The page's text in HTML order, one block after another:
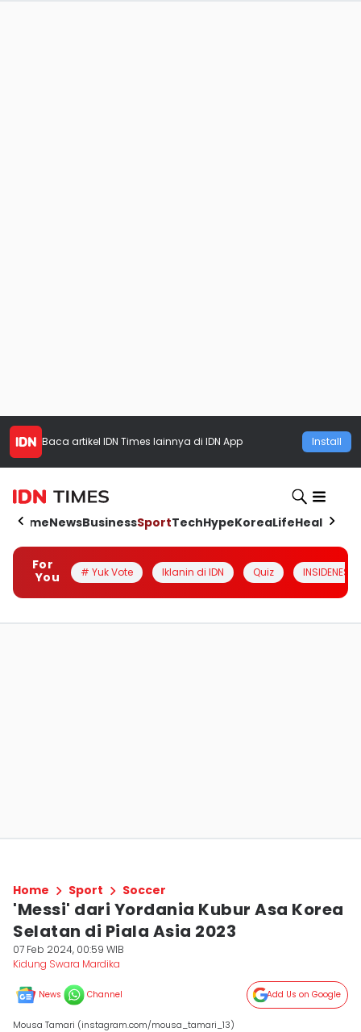
Baca artikel IDN Times lainnya di IDN App Install
HomeNewsBusinessSportTechHypeKoreaLifeHealth
For
You
# Yuk Vote Iklanin di IDN Quiz INSIDENESIA
Home Sport Soccer
'Messi' dari Yordania Kubur Asa Korea
Selatan di Piala Asia 2023
07 Feb 2024, 00:59 WIB
Kidung Swara Mardika
News Channel Add Us on Google
Mousa Tamari (instagram.com/mousa_tamari_13)